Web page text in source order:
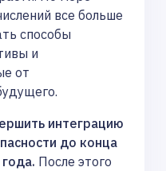
все больше
способы
и
от
интеграцию
до конца
После этого